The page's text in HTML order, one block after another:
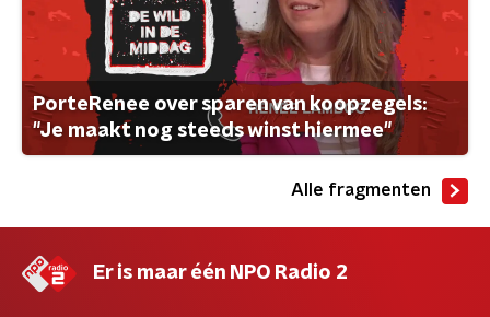
PorteRenee over sparen van koopzegels:
"Je maakt nog steeds winst hiermee"
Alle fragmenten
Er is maar één NPO Radio 2